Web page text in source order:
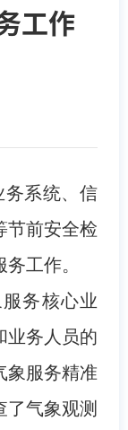
工作
系统、信
节前安全检
工作。
务核心业
业务人员的
象服务精准
了气象观测